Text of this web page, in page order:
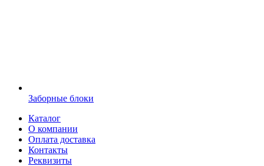
Заборные блоки
Каталог
О компании
Оплата доставка
Контакты
Реквизиты